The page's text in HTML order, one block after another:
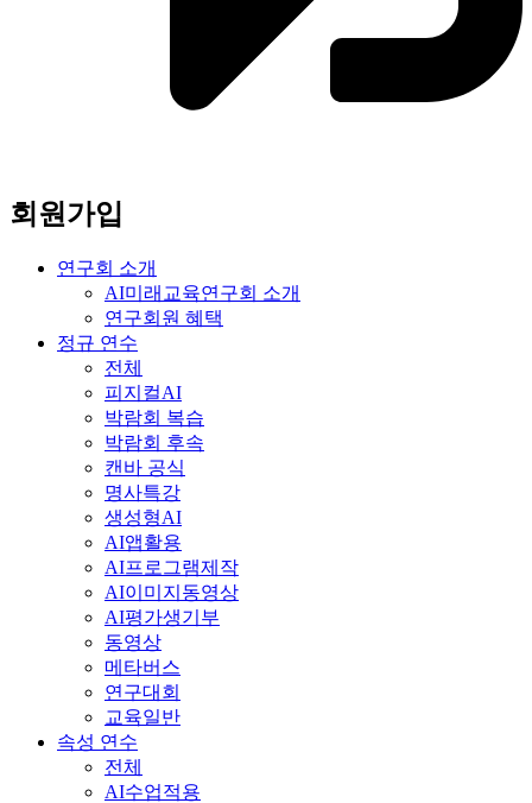
회원가입
연구회 소개
AI미래교육연구회 소개
연구회원 혜택
정규 연수
전체
피지컬AI
박람회 복습
박람회 후속
캔바 공식
명사특강
생성형AI
AI앱활용
AI프로그램제작
AI이미지동영상
AI평가생기부
동영상
메타버스
연구대회
교육일반
속성 연수
전체
AI수업적용